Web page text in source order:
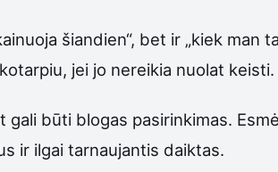
šiandien“, bet ir „kiek man
jei jo nereikia nuolat keisti.
gali būti blogas pasirinkimas.
ir ilgai tarnaujantis daiktas.